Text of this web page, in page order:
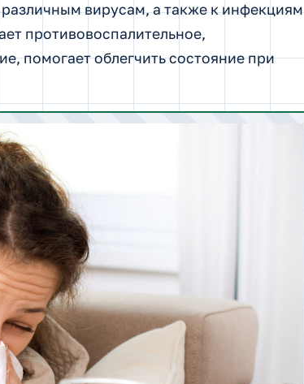
вирусам, а также к инфекциям
противовоспалительное,
помогает облегчить состояние при